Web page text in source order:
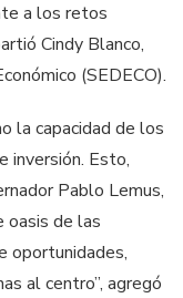
a los retos
Cindy Blanco,
(SEDECO).
la capacidad de los
inversión. Esto,
Pablo Lemus,
oasis de las
oportunidades,
al centro”, agregó